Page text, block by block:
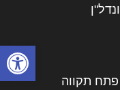
פתח
פתח תקווה